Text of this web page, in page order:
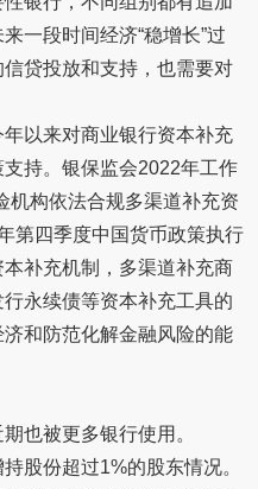
一段时间经济“稳增长”过
贷投放和支持，也需要对
以来对商业银行资本补充
持。银保监会2022年工作
机构依法合规多渠道补充资
第四季度中国货币政策执行
补充机制，多渠道补充商
永续债等资本补充工具的
和防范化解金融风险的能
也被更多银行使用。
股份超过1%的股东情况。